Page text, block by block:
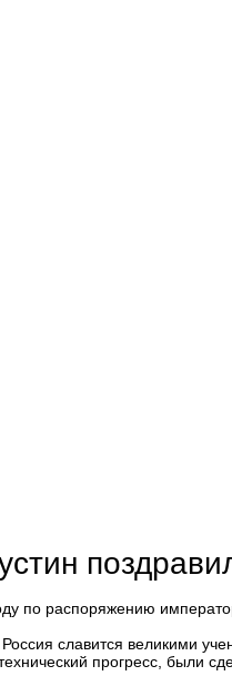
по распоряжению
Россия славится великими
прогресс, были